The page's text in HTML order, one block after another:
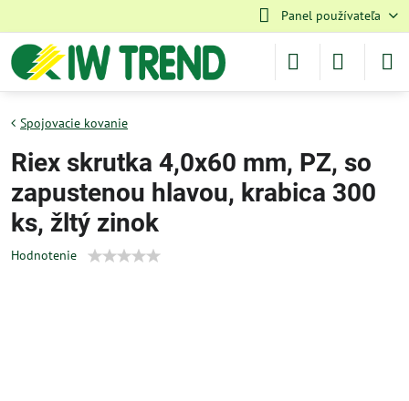
Panel používateľa
Spojovacie kovanie
Riex skrutka 4,0x60 mm, PZ, so
zapustenou hlavou, krabica 300
ks, žltý zinok
Hodnotenie